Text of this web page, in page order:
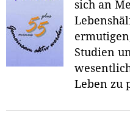
sich an
Studien
Leben zu